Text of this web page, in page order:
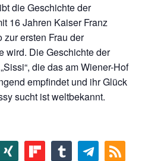
die Geschichte der
16 Jahren Kaiser Franz
zur ersten Frau der
wird. Die Geschichte der
die das am Wiener-Hof
empfindet und ihr Glück
sucht ist weltbekannt.